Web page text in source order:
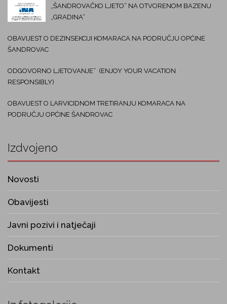
„ŠANDROVAČKO LJETO“ NA OTVORENOM BAZENU
„GRADINA“
OBAVIJEST O DEZINSEKCIJI KOMARACA NA PODRUČJU OPĆINE
ŠANDROVAC
ODGOVORNO LJETOVANJE“ (ENJOY YOUR VACATION
RESPONSIBLY)
OBAVIJEST O LARVICIDNOM TRETIRANJU KOMARACA NA
PODRUČJU OPĆINE ŠANDROVAC
Izdvojeno
Novosti
Obavijesti
Javni pozivi i natječaji
Dokumenti
Kontakt